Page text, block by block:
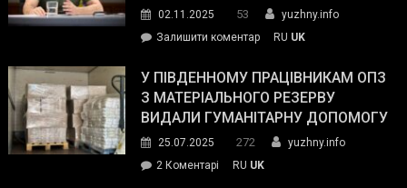
02.11.2025 53
yuzhny.info
Залишити коментарon
завойовує
симпатії
виборців
The
RU UK
У ПІВДЕННОМУ ПРАЦІВНИКАМ ОПЗ
З МАТЕРІАЛЬНОГО РЕЗЕРВУ
ВИДАЛИ ГУМАНІТАРНУ ДОПОМОГУ
25.07.2025 272
yuzhny.info
2 Коментарі
RU UK